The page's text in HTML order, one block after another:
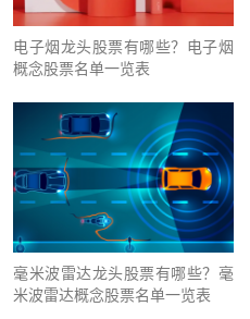
电子烟龙头股票有哪些？电子烟
概念股票名单一览表
毫米波雷达龙头股票有哪些？毫
米波雷达概念股票名单一览表